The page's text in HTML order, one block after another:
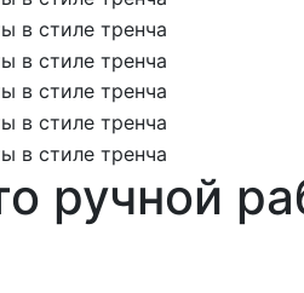
ручной